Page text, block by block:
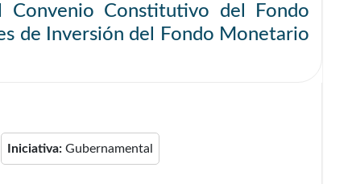
Constitutivo del Fondo
de Inversión del Fondo Monetario
Iniciativa: Gubernamental